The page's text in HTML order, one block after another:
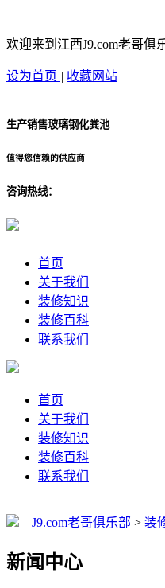
欢迎来到江西J9.com老哥俱
设为首页 | 收藏网站
生产销售玻璃钢化粪池
值得您信赖的供应商
咨询热线：
首页
关于我们
装修知识
装修百科
联系我们
首页
关于我们
装修知识
装修百科
联系我们
J9.com老哥俱乐部 > 装
新闻中心